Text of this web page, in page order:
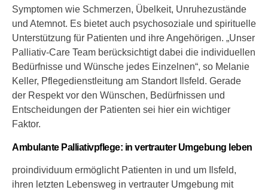
Symptomen wie Schmerzen, Übelkeit, Unruhezustände
und Atemnot. Es bietet auch psychosoziale und spirituelle
Unterstützung für Patienten und ihre Angehörigen. „Unser
Palliativ-Care Team berücksichtigt dabei die individuellen
Bedürfnisse und Wünsche jedes Einzelnen“, so Melanie
Keller, Pflegedienstleitung am Standort Ilsfeld. Gerade
der Respekt vor den Wünschen, Bedürfnissen und
Entscheidungen der Patienten sei hier ein wichtiger
Faktor.
Ambulante Palliativpflege: in vertrauter Umgebung leben
proindividuum ermöglicht Patienten in und um Ilsfeld,
ihren letzten Lebensweg in vertrauter Umgebung mit